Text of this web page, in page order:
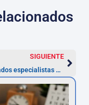
SIGUIENTE
Abogados especialistas en accidentes de tráfico — Toledo